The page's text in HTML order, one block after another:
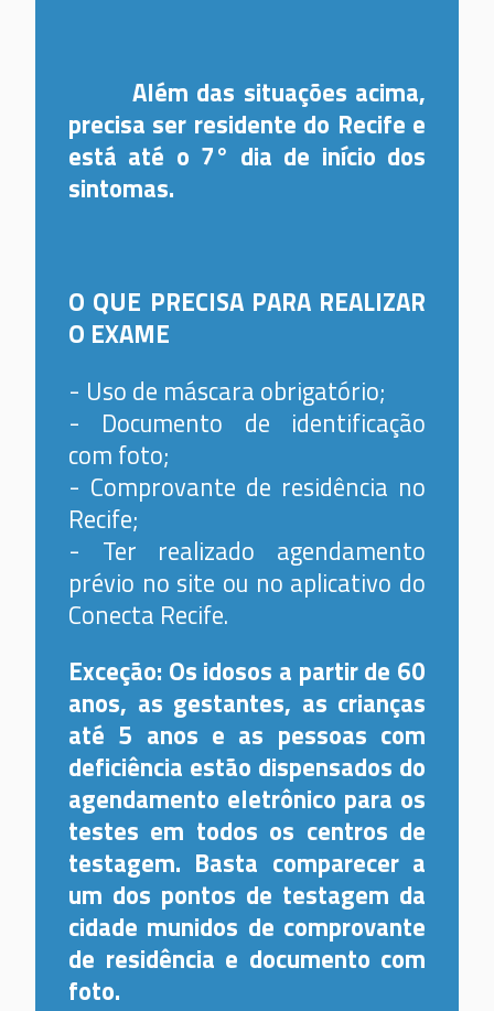
Além das situações acima,
precisa ser residente do Recife e
está até o 7° dia de início dos
sintomas.
O QUE PRECISA PARA REALIZAR
O EXAME
- Uso de máscara obrigatório;
- Documento de identificação
com foto;
- Comprovante de residência no
Recife;
- Ter realizado agendamento
prévio no site ou no aplicativo do
Conecta Recife.
Exceção: Os idosos a partir de 60
anos, as gestantes, as crianças
até 5 anos e as pessoas com
deficiência estão dispensados do
agendamento eletrônico para os
testes em todos os centros de
testagem. Basta comparecer a
um dos pontos de testagem da
cidade munidos de comprovante
de residência e documento com
foto.